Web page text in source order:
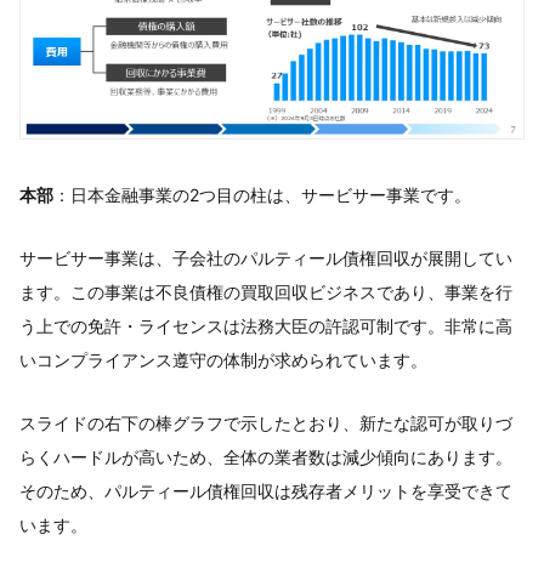
本部 ：日本金融事業の2つ目の柱は、サービサー事業です。
サービサー事業は、子会社のパルティール債権回収が展開してい
ます。この事業は不良債権の買取回収ビジネスであり、事業を行
う上での免許・ライセンスは法務大臣の許認可制です。非常に高
いコンプライアンス遵守の体制が求められています。
スライドの右下の棒グラフで示したとおり、新たな認可が取りづ
らくハードルが高いため、全体の業者数は減少傾向にあります。
そのため、パルティール債権回収は残存者メリットを享受できて
います。